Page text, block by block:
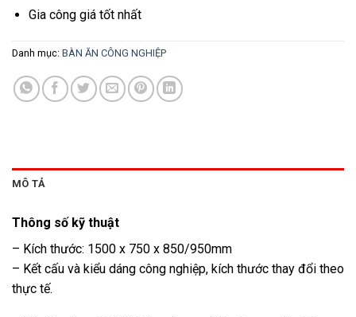
Gia công giá tốt nhất
Danh mục: BÀN ĂN CÔNG NGHIỆP
MÔ TẢ
Thông số kỹ thuật
– Kích thước: 1500 x 750 x 850/950mm
– Kết cấu và kiểu dáng công nghiệp, kích thước thay đổi theo
thực tế.